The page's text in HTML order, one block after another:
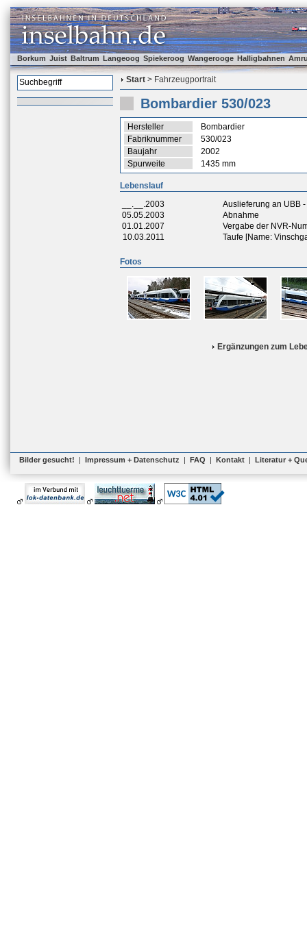
Borkum Juist Baltrum Langeoog Spiekeroog Wangerooge Halligbahnen
Start > Fahrzeugportrait
Bombardier 530/023
Hersteller
Bombardier
Fabriknummer
530/023
Baujahr
2002
Spurweite
1435 mm
Lebenslauf
__.__.2003
Auslieferung an UBB
05.05.2003
Abnahme
01.01.2007
Vergabe der NVR-
10.03.2011
Taufe [Name:
Fotos
Ergänzungen zum
Bilder gesucht! | Impressum + Datenschutz | FAQ | Kontakt | Literatur +